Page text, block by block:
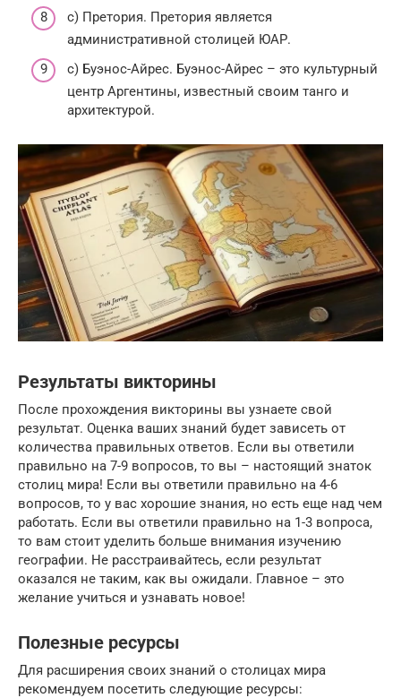
c) Претория. Претория является
административной столицей ЮАР.
c) Буэнос-Айрес. Буэнос-Айрес – это культурный
центр Аргентины, известный своим танго и
архитектурой.
Результаты викторины
После прохождения викторины вы узнаете свой
результат. Оценка ваших знаний будет зависеть от
количества правильных ответов. Если вы ответили
правильно на 7-9 вопросов, то вы – настоящий знаток
столиц мира! Если вы ответили правильно на 4-6
вопросов, то у вас хорошие знания, но есть еще над чем
работать. Если вы ответили правильно на 1-3 вопроса,
то вам стоит уделить больше внимания изучению
географии. Не расстраивайтесь, если результат
оказался не таким, как вы ожидали. Главное – это
желание учиться и узнавать новое!
Полезные ресурсы
Для расширения своих знаний о столицах мира
рекомендуем посетить следующие ресурсы: